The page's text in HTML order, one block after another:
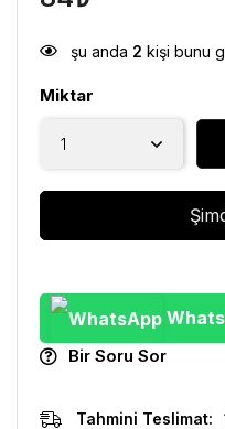
şu anda 2 kişi bunu
Miktar
Bir Soru Sor
Tahmini Teslimat: